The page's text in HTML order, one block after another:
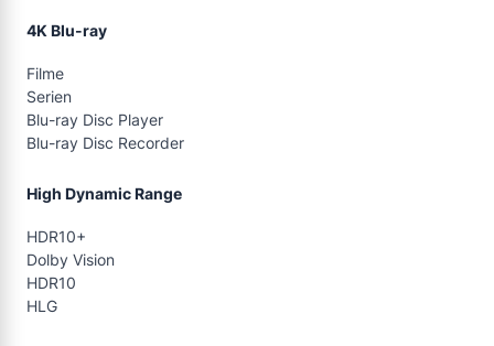
4K Blu-ray
Filme
Serien
Blu-ray Disc Player
Blu-ray Disc Recorder
High Dynamic Range
HDR10+
Dolby Vision
HDR10
HLG